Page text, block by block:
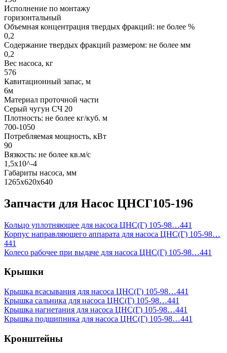
Исполнение по монтажу
горизонтальный
Объемная концентрация твердых фракций: не более %
0,2
Содержание твердых фракций размером: не более мм
0,2
Вес насоса, кг
576
Кавитационный запас, м
6м
Материал проточной части
Серый чугун СЧ 20
Плотность: не более кг/куб. м
700-1050
Потребляемая мощность, кВт
90
Вязкость: не более кв.м/с
1,5х10^-4
Габариты насоса, мм
1265х620х640
Запчасти для Насос ЦНСГ105-196
Кольцо уплотняющее для насоса ЦНС(Г) 105-98…441
Корпус направляющего аппарата для насоса ЦНС(Г) 105-98…
441
Колесо рабочее при выдаче для насоса ЦНС(Г) 105-98…441
Крышки
Крышка всасывания для насоса ЦНС(Г) 105-98…441
Крышка сальника для насоса ЦНС(Г) 105-98…441
Крышка нагнетания для насоса ЦНС(Г) 105-98…441
Крышка подшипника для насоса ЦНС(Г) 105-98…441
Кронштейны